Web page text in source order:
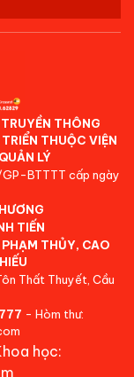
THÔNG
THUỘC VIỆN
LÝ
BTTTT cấp ngày
TIẾN
THỦY, CAO
Thất Thuyết, Cầu
- Hòm thư:
học: